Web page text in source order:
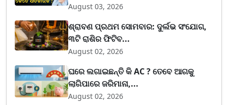
August 03, 2026
ଶ୍ରାବଣ ପ୍ରଥମ ସୋମବାର: ଦୁର୍ଲଭ ସଂଯୋଗ,
୩ଟି ରାଶିର ଫିଟିବ...
August 02, 2026
ଘରେ ଲଗାଇଛନ୍ତି କି AC ? ତେବେ ଆଗକୁ
ଲାଗିପାରେ ଜରିମାନା,...
August 02, 2026